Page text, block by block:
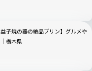
子焼の器の絶品プリン】グルメや
栃木県